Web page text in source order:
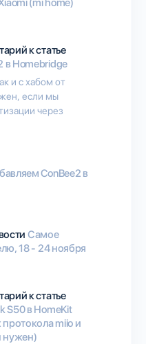
к статье
в Homebridge
и с хабом от
если мы
через
ConBee2 в
Самое
18 - 24 ноября
к статье
S50 в HomeKit
miio и
нужен)